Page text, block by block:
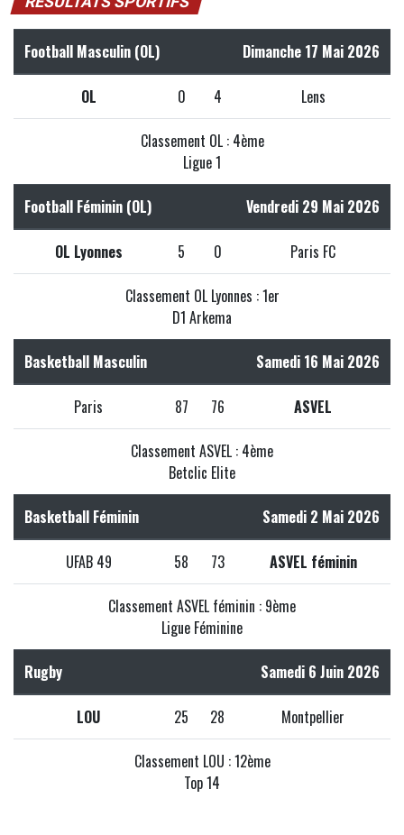
Football Masculin (OL) Dimanche 17 Mai 2026
OL 0 4 Lens
Classement OL : 4ème
Ligue 1
Football Féminin (OL) Vendredi 29 Mai 2026
OL Lyonnes 5 0 Paris FC
Classement OL Lyonnes : 1er
D1 Arkema
Basketball Masculin Samedi 16 Mai 2026
Paris 87 76 ASVEL
Classement ASVEL : 4ème
Betclic Elite
Basketball Féminin Samedi 2 Mai 2026
UFAB 49 58 73 ASVEL féminin
Classement ASVEL féminin : 9ème
Ligue Féminine
Rugby Samedi 6 Juin 2026
LOU 25 28 Montpellier
Classement LOU : 12ème
Top 14